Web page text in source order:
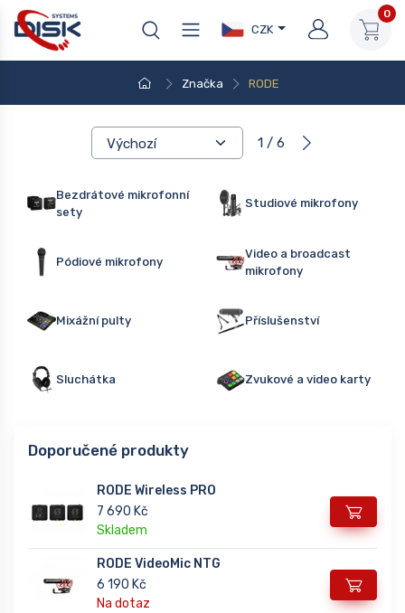
CZK
0
Značka RODE
1 / 6
Bezdrátové mikrofonní
sety
Studiové mikrofony
Pódiové mikrofony
Video a broadcast
mikrofony
Mixážní pulty Příslušenství
Sluchátka Zvukové a video karty
Doporučené produkty
RODE Wireless PRO
7 690 Kč
Skladem
RODE VideoMic NTG
6 190 Kč
Na dotaz